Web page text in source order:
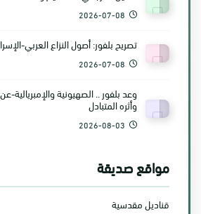
2026-07-08
تصريح بلفور: أصول النزاع العربي-
2026-07-08
وعد بلفور .. الصهيونية
وأثره المتبادل
2026-08-03
مواقع صديقة
قناديل مقدسية